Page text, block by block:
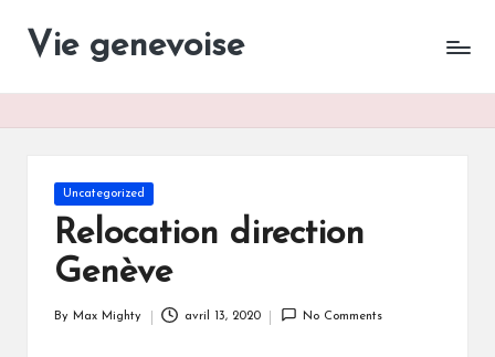
Vie genevoise
Vie
Posted
in
Uncategorized
Relocation direction
Genève
By Max Mighty avril 13, 2020 No Comments